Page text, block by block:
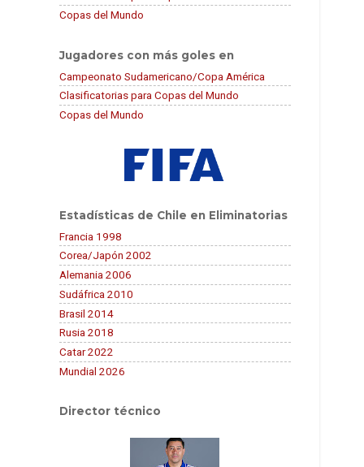
Copas del Mundo
Jugadores con más goles en
Campeonato Sudamericano/Copa América
Clasificatorias para Copas del Mundo
Copas del Mundo
Estadísticas de Chile en Eliminatorias
Francia 1998
Corea/Japón 2002
Alemania 2006
Sudáfrica 2010
Brasil 2014
Rusia 2018
Catar 2022
Mundial 2026
Director técnico